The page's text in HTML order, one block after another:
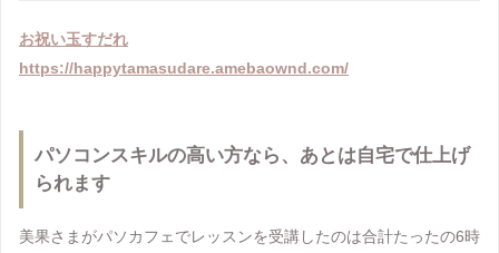
お祝い玉すだれ
https://happytamasudare.amebaownd.com/
パソコンスキルの高い方なら、あとは自宅で仕上げ
られます
美果さまがパソカフェでレッスンを受講したのは合計たったの6時